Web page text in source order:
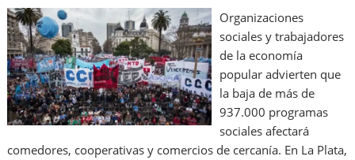
Organizaciones
sociales y trabajadores
de la economía
popular advierten que
la baja de más de
937.000 programas
sociales afectará
comedores, cooperativas y comercios de cercanía. En La Plata,